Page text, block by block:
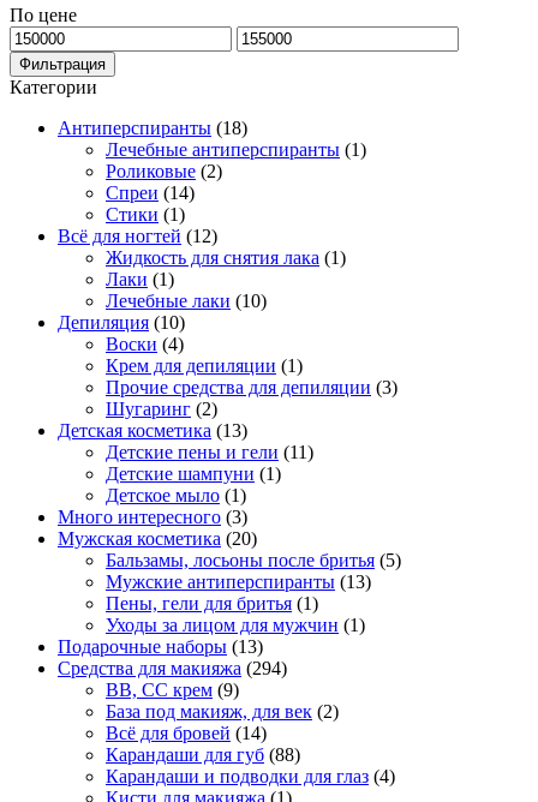
По цене
Минимальная
цена
Максимальная
цена
Фильтрация
Категории
Антиперспиранты (18)
Лечебные антиперспиранты (1)
Роликовые (2)
Спреи (14)
Стики (1)
Всё для ногтей (12)
Жидкость для снятия лака (1)
Лаки (1)
Лечебные лаки (10)
Депиляция (10)
Воски (4)
Крем для депиляции (1)
Прочие средства для депиляции (3)
Шугаринг (2)
Детская косметика (13)
Детские пены и гели (11)
Детские шампуни (1)
Детское мыло (1)
Много интересного (3)
Мужская косметика (20)
Бальзамы, лосьоны после бритья (5)
Мужские антиперспиранты (13)
Пены, гели для бритья (1)
Уходы за лицом для мужчин (1)
Подарочные наборы (13)
Средства для макияжа (294)
BB, CC крем (9)
База под макияж, для век (2)
Всё для бровей (14)
Карандаши для губ (88)
Карандаши и подводки для глаз (4)